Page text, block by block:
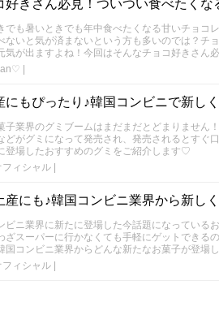
好きさん必見！ついつい食べたく
でも暑いときでも年中食べたくなる甘いチョコ
ないと気が済まないという方も多いのでは？チ
気が出ますよね！今回はそんなチョコ好きさん
にもぴったり♪韓国コンビニで新し
子業界のグミブームはまだまだとどまりません
どがグミになって発売され、発売されるとすぐ
登場したおすすめのグミをご紹介します♡
ィシャル|
産にも♪韓国コンビニ業界から新し
ビニ業界に新たに登場した今話題になっている
ざスーパーに行かなくても手軽にゲットできる
国コンビニ業界からどんな新たなお菓子が登場
ィシャル|